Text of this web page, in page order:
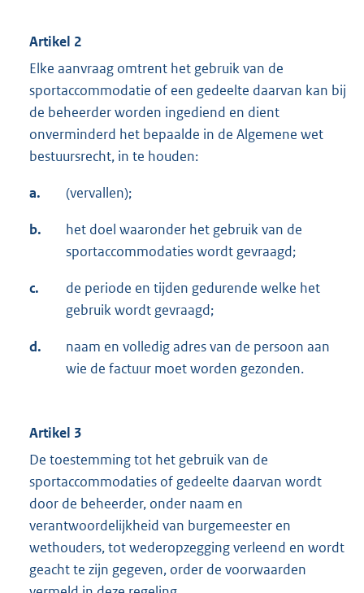
Artikel 2
Elke aanvraag omtrent het gebruik van de
sportaccommodatie of een gedeelte daarvan kan bij
de beheerder worden ingediend en dient
onverminderd het bepaalde in de Algemene wet
bestuursrecht, in te houden:
a. (vervallen);
b.
het doel waaronder het gebruik van de
sportaccommodaties wordt gevraagd;
c.
de periode en tijden gedurende welke het
gebruik wordt gevraagd;
d.
naam en volledig adres van de persoon aan
wie de factuur moet worden gezonden.
Artikel 3
De toestemming tot het gebruik van de
sportaccommodaties of gedeelte daarvan wordt
door de beheerder, onder naam en
verantwoordelijkheid van burgemeester en
wethouders, tot wederopzegging verleend en wordt
geacht te zijn gegeven, order de voorwaarden